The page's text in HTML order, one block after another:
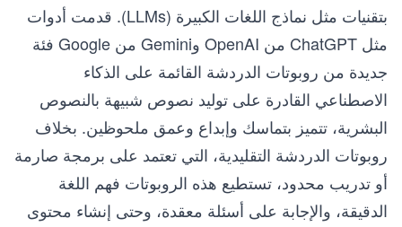
بتقنيات مثل نماذج اللغات الكبيرة (LLMs). قدمت أدوات
مثل ChatGPT من OpenAI وGemini من Google فئة
جديدة من روبوتات الدردشة القائمة على الذكاء
الاصطناعي القادرة على توليد نصوص شبيهة بالنصوص
البشرية، تتميز بتماسك وإبداع وعمق ملحوظين. بخلاف
روبوتات الدردشة التقليدية، التي تعتمد على برمجة صارمة
أو تدريب محدود، تستطيع هذه الروبوتات فهم اللغة
الدقيقة، والإجابة على أسئلة معقدة، وحتى إنشاء محتوى